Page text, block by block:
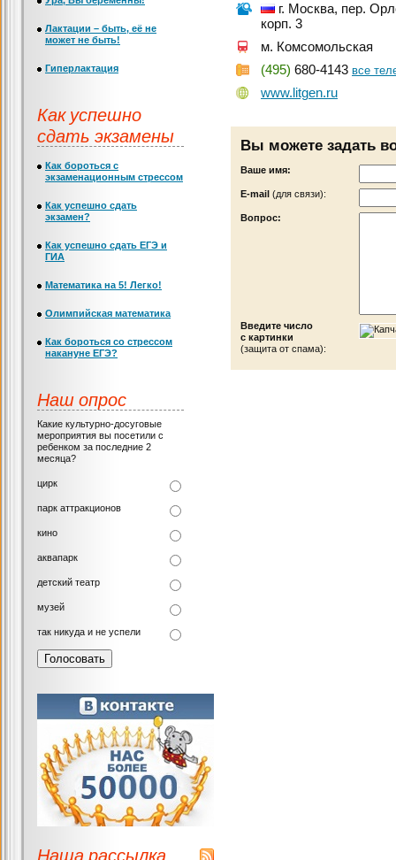
г. Москва, пер.
корп. 3
м. Комсомольская
(495) 680-4143 все
www.litgen.ru
Вы можете задать
Ваше имя:
Е-mail (для связи):
Вопрос:
Введите число
с картинки
(защита от спама):
Лактации – быть, её не
может не быть!
Гиперлактация
Как успешно
сдать экзамены
Как бороться с
экзаменационным стрессом
Как успешно сдать
экзамен?
Как успешно сдать ЕГЭ и
ГИА
Математика на 5! Легко!
Олимпийская математика
Как бороться со стрессом
накануне ЕГЭ?
Наш опрос
Какие культурно-досуговые
мероприятия вы посетили с
ребенком за последние 2
месяца?
цирк
парк аттракционов
кино
аквапарк
детский театр
музей
так никуда и не успели
Наша рассылка